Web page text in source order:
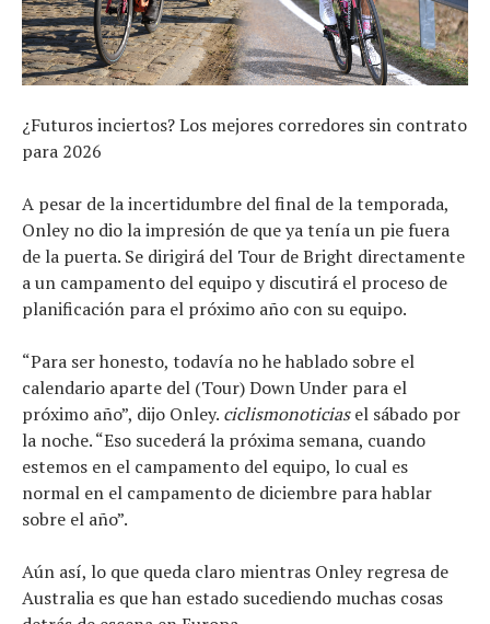
¿Futuros inciertos? Los mejores corredores sin contrato
para 2026
A pesar de la incertidumbre del final de la temporada,
Onley no dio la impresión de que ya tenía un pie fuera
de la puerta. Se dirigirá del Tour de Bright directamente
a un campamento del equipo y discutirá el proceso de
planificación para el próximo año con su equipo.
“Para ser honesto, todavía no he hablado sobre el
calendario aparte del (Tour) Down Under para el
próximo año”, dijo Onley. ciclismonoticiasel sábado por
la noche. “Eso sucederá la próxima semana, cuando
estemos en el campamento del equipo, lo cual es
normal en el campamento de diciembre para hablar
sobre el año”.
Aún así, lo que queda claro mientras Onley regresa de
Australia es que han estado sucediendo muchas cosas